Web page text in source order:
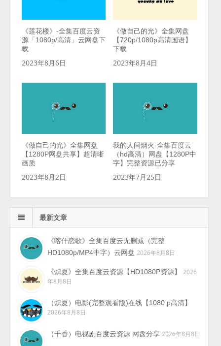
《莲花楼》-全集百度云资
源「1080p/高清」云网盘下
载
2023年8月6日
《做自己的光》全集网盘
【720p/1080p高清国语】
下载
2023年8月4日
《做自己的光》全集网盘
【1280P网盘共享】超清晰
画质
2023年8月2日
我的人间烟火-全集百度云
（hd高清）网盘【1280P中
字】完整资源已分享
2023年7月25日
最新文章
《喀什恋歌》全集百度云无删减（完整
HD1080p/MP4中字）云网盘 2026年8月8日
《炽夏》全集百度云资源【HD1080P资源】
2026
年8月8日
（炽夏）电影(完整观看版)在线【1080 p高清】
2026年8月8日
（千香）电视剧百度云资源 网盘分享 2026年8月8日